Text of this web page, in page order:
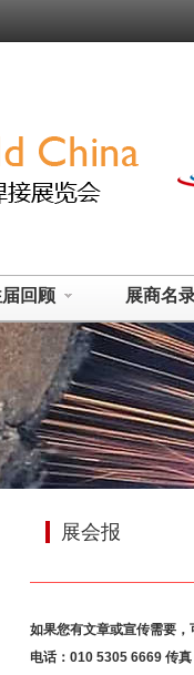
回顾 展商名
展会报
如果您有文章或宣传需要
电话：010 5305 6669 传